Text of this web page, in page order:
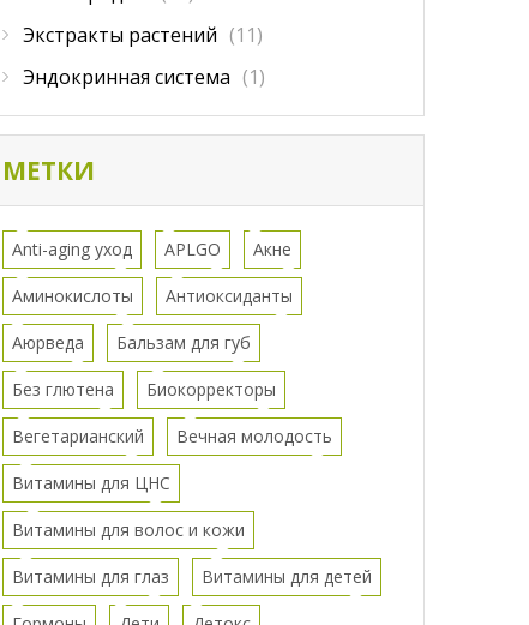
Экстракты растений (11)
Эндокринная система (1)
МЕТКИ
Anti-aging уход APLGO Акне
Аминокислоты Антиоксиданты
Аюрведа Бальзам для губ
Без глютена Биокорректоры
Вегетарианский Вечная молодость
Витамины для ЦНС
Витамины для волос и кожи
Витамины для глаз Витамины для детей